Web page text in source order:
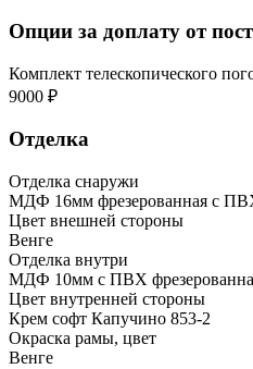
Опции за доплату от
Комплект телескопического
9000 ₽
Отделка
Отделка снаружи
МДФ 16мм фрезерованная с
Цвет внешней стороны
Венге
Отделка внутри
МДФ 10мм с ПВХ
Цвет внутренней стороны
Крем софт Капучино 853-2
Окраска рамы, цвет
Венге